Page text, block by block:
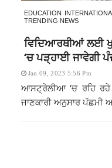
EDUCATION
TRENDING NEWS
ਵਿਦਿਆਰਥੀਆਂ ਲਈ
‘ਚ ਪੜ੍ਹਾਈ ਜਾਵੇਗੀ
Jan 09, 2023 5:56 Pm
ਆਸਟ੍ਰੇਲੀਆ ‘ਚ ਰਹਿ
ਜਾਣਕਾਰੀ ਅਨੁਸਾਰ